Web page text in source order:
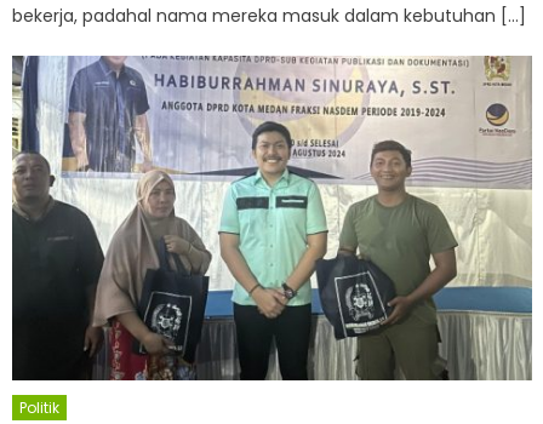
bekerja, padahal nama mereka masuk dalam kebutuhan […]
Politik